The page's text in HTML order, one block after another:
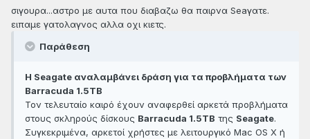
σιγουρα...αστρο με αυτα που διαβαζω θα παιρνα Seaγατε.
ειπαμε γατολαγνος αλλα οχι κιετς.
Παράθεση
Η Seagate αναλαμβάνει δράση για τα προβλήματα των
Barracuda 1.5TB
Τον τελευταίο καιρό έχουν αναφερθεί αρκετά προβλήματα
στους σκληρούς δίσκους Barracuda 1.5TB της Seagate.
Συγκεκριμένα, αρκετοί χρήστες με λειτουργικό Mac OS X ή